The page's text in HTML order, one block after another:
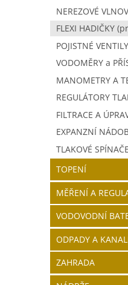
NEREZOVÉ
FLEXI HADIČKY
POJISTNÉ VENTILY
VODOMĚRY a
MANOMETRY A
REGULÁTORY
FILTRACE A
EXPANZNÍ
TLAKOVÉ SPÍNAČE
TOPENÍ
MĚŘENÍ A
VODOVODNÍ
ODPADY A
ZAHRADA